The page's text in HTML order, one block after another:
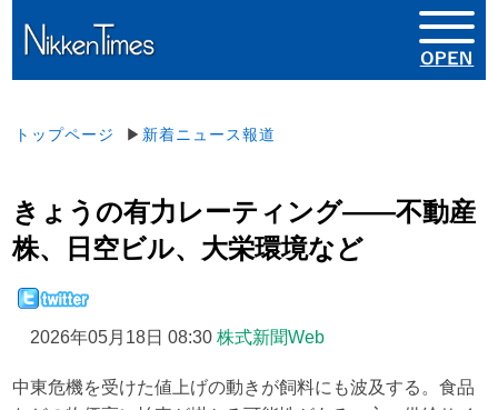
トップページ ▶ 新着ニュース報道
きょうの有力レーティング――不動産
株、日空ビル、大栄環境など
2026年05月18日 08:30 株式新聞Web
中東危機を受けた値上げの動きが飼料にも波及する。食品